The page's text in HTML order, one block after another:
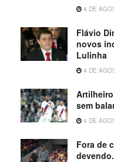
4 DE
Flávio
novos
Lulinha
4 DE
sem
4 DE
Fora de